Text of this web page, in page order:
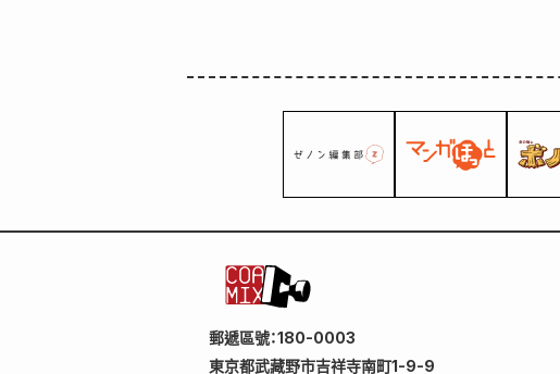
郵遞區號：180-0003
東京都武藏野市吉祥寺南町1-9-9